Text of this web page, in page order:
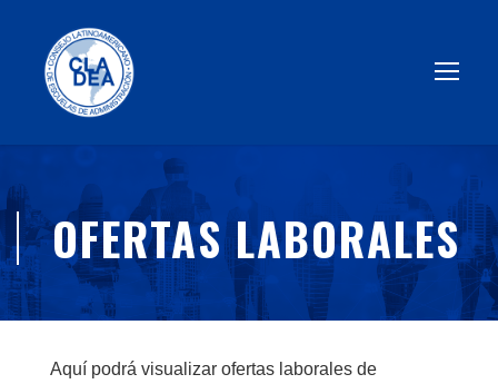
OFERTAS LABORALES
Aquí podrá visualizar ofertas laborales de